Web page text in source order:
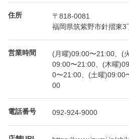
住所
〒818-0081
福岡県筑紫野市針摺東3
営業時間
(月曜)09:00〜21:00、(
09:00〜21:00、(木曜
0〜21:00、(土曜)09:00
00
電話番号 092-924-9000